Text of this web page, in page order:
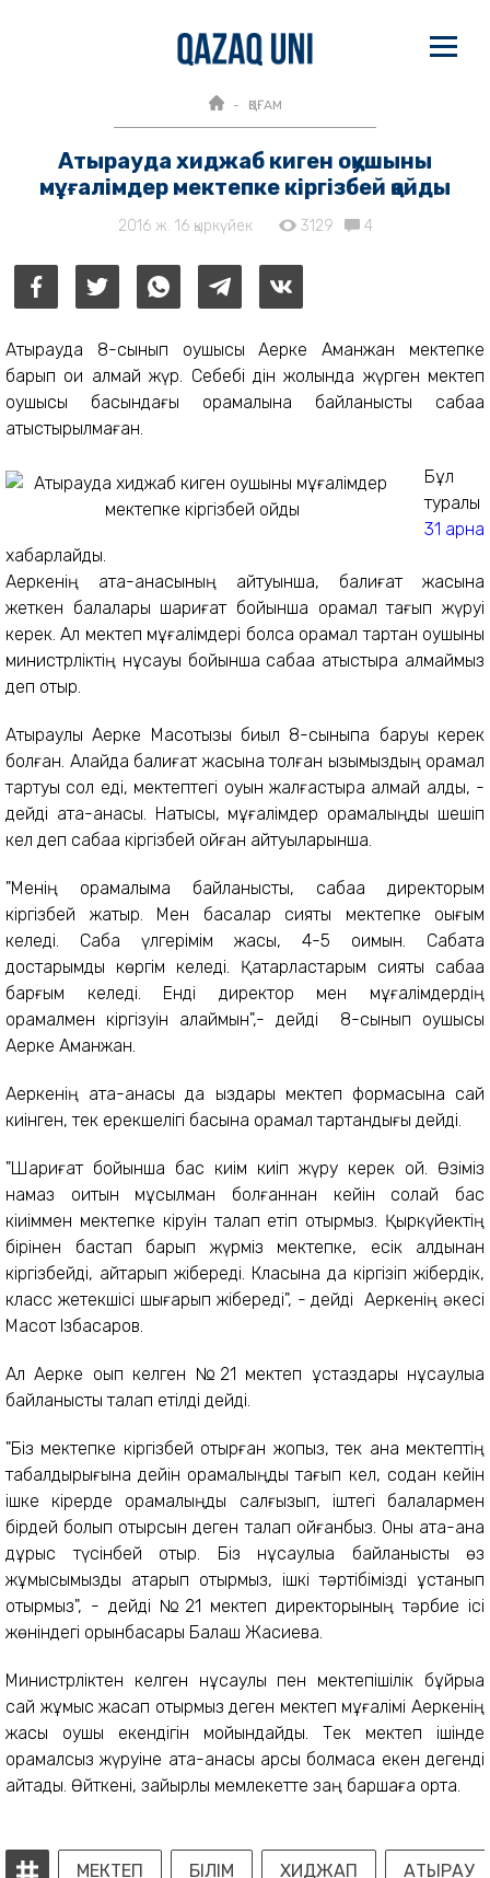
ҚОҒАМ
Атырауда хиджаб киген оқушыны
мұғалімдер мектепке кіргізбей қойды
2016 ж. 16 қыркүйек 3129 4
Атырауда 8-сынып оқушысы Ақерке Аманжан мектепке
барып оқи алмай жүр. Себебі дін жолында жүрген мектеп
оқушысы басындағы орамалына байланысты сабаққа
қатыстырылмаған.
Бұл
туралы
31 арна
хабарлайды.
Ақеркенің ата-анасының айтуынша, балиғат жасына
жеткен балалары шариғат бойынша орамал тағып жүруі
керек. Ал мектеп мұғалімдері болса орамал тартқан оқушыны
министрліктің нұсқауы бойынша сабаққа қатыстыра алмаймыз
деп отыр.
Атыраулық Ақерке Мақсотқызы биыл 8-сыныпқа баруы керек
болған. Алайда балиғат жасына толған қызымыздың орамал
тартуы сол еді, мектептегі оқуын жалғастыра алмай қалды, -
дейді ата-анасы. Нақтысы, мұғалімдер орамалыңды шешіп
кел деп сабаққа кіргізбей қойған айтуыларынша.
"Менің орамалыма байланысты, сабаққа директорым
кіргізбей жатыр. Мен басқалар сияқты мектепке оқығым
келеді. Сабақ үлгерімім жақсы, 4-5 оқимын. Сабақта
достарымды көргім келеді. Қатарластарым сияқты сабаққа
барғым келеді. Енді директор мен мұғалімдердің
орамалмен кіргізуін қалаймын",- дейді 8-сынып оқушысы
Ақерке Аманжан.
Ақеркенің ата-анасы да қыздары мектеп формасына сай
киінген, тек ерекшелігі басына орамал тартқандығы дейді.
"Шариғат бойынша бас киім киіп жүру керек қой. Өзіміз
намаз оқитын мұсылман болғаннан кейін солай бас
кіиіммен мектепке кіруін талап етіп отырмыз. Қыркүйектің
бірінен бастап барып жүрміз мектепке, есік алдынан
кіргізбейді, қайтарып жібереді. Класына да кіргізіп жібердік,
класс жетекшісі шығарып жібереді", - дейді Ақеркенің әкесі
Мақсот Ізбасаров.
Ал Ақерке оқып келген №21 мектеп ұстаздары нұсқаулыққа
байланысты талап етілді дейді.
"Біз мектепке кіргізбей отырған жоқпыз, тек қана мектептің
табалдырығына дейін орамалыңды тағып кел, содан кейін
ішке кірерде орамалыңды салғызып, іштегі балалармен
бірдей болып отырсын деген талап қойғанбыз. Оны ата-ана
дұрыс түсінбей отыр. Біз нұсқаулыққа байланысты өз
жұмысымызды атқарып отырмыз, ішкі тәртібімізді ұстанып
отырмыз", - дейді №21 мектеп директорының тәрбие ісі
жөніндегі орынбасары Балқаш Жақсиева.
Министрліктен келген нұсқаулық пен мектепішілік бұйрыққа
сай жұмыс жасап отырмыз деген мектеп мұғалімі Ақеркенің
жақсы оқушы екендігін мойындайды. Тек мектеп ішінде
орамалсыз жүруіне ата-анасы қарсы болмаса екен дегенді
айтады. Өйткені, зайырлы мемлекетте заң баршаға ортақ.
МЕКТЕП БІЛІМ ХИДЖАП АТЫРАУ